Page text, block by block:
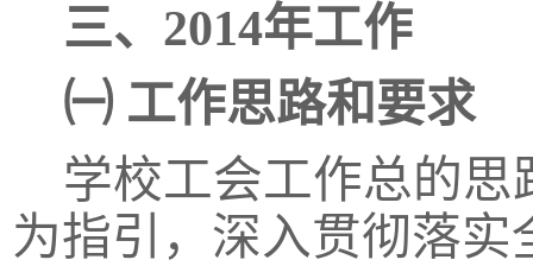
三、 2014年工作
㈠ 工作思路和要求
学校工会工作总的
为指引，深入贯彻落